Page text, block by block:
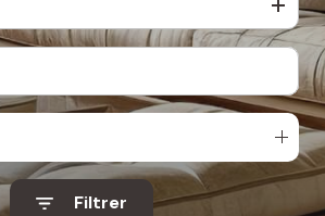
Filtrer